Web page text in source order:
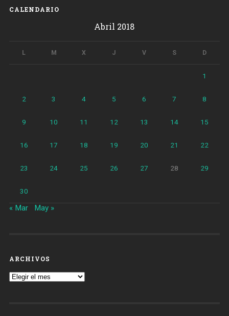
CALENDARIO
Abril 2018
L M X J V S D
1
2 3 4 5 6 7 8
9 10 11 12 13 14 15
16 17 18 19 20 21 22
23 24 25 26 27 28 29
30
« Mar May »
ARCHIVOS
Archivos